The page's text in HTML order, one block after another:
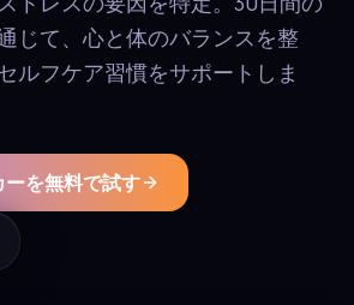
じて、心と体のバランスを整
ルフケア習慣をサポートしま
を無料で試す